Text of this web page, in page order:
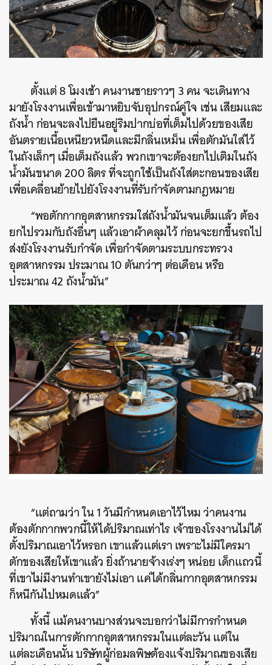
ตั้งแต่ 8 โมงเช้า คนงานชายราวๆ 3 คน จะเดินทาง
มายังโรงงานเพื่อเข้ามาหยิบจับอุปกรณ์คู่ใจ เช่น เสียมและ
ถังน้ำ ก่อนจะลงไปยืนอยู่ริมปากบ่อที่เต็มไปด้วยของเสีย
อันตรายเนื้อเหนียวหนืดและมีกลิ่นเหม็น เพื่อตักมันใส่ไว้
ในถังเล็กๆ เมื่อเต็มถังแล้ว พวกเขาจะต้องยกไปเติมในถัง
น้ำมันขนาด 200 ลิตร ที่จะถูกใช้เป็นถังใส่ตะกอนของเสีย
เพื่อเคลื่อนย้ายไปยังโรงงานที่รับกำจัดตามกฎหมาย
“พอตักกากอุตสาหกรรมใส่ถังน้ำมันจนเต็มแล้ว ต้อง
ยกไปรวมกับถังอื่นๆ แล้วเอาผ้าคลุมไว้ ก่อนจะยกขึ้นรถไป
ส่งยังโรงงานรับกำจัด เพื่อกำจัดตามระบบกระทรวง
อุตสาหกรรม ประมาณ 10 ตันกว่าๆ ต่อเดือน หรือ
ประมาณ 42 ถังน้ำมัน”
“แต่ถามว่า ใน 1 วันมีกำหนดเอาไว้ไหม ว่าคนงาน
ต้องตักกากพวกนี้ให้ได้ปริมาณเท่าไร เจ้าของโรงงานไม่ได้
ตั้งปริมาณเอาไว้หรอก เขาแล้วแต่เรา เพราะไม่มีใครมา
ตักของเสียให้เขาแล้ว ยิ่งถ้านายจ้างเร่งๆ หน่อย เด็กแถวนี้
ที่เขาไม่มีงานทำเขายังไม่เอา แค่ได้กลิ่นกากอุตสาหกรรม
ก็หนีกันไปหมดแล้ว”
ทั้งนี้ แม้คนงานบางส่วนจะบอกว่าไม่มีการกำหนด
ปริมาณในการตักกากอุตสาหกรรมในแต่ละวัน แต่ใน
แต่ละเดือนนั้น บริษัทผู้ก่อมลพิษต้องแจ้งปริมาณของเสีย